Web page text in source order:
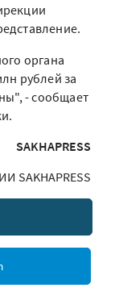
органа
рублей за
- сообщает
SAKHAPRESS
SAKHAPRESS